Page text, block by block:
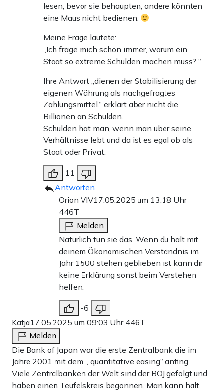
Mietendeckels. Es wird alles dafür getan, eine
wirtschaftspolitische Wende zu Wachstum und Wohlstand
zu verhindern. Deutschland bewegt sich mit Ansage in
Richtung japanischer Verhältnisse.
Teilen:
Zu den Kommentaren (32)
Einmalig Monatlich
Apollo News unterstützen
Zahlungsoptionen:
15 € 25 €
Weiter zum Zahlen
Bank-Überweisung
lesen, bevor sie behaupten, andere könnten
eine Maus nicht bedienen.
Meine Frage lautete:
„Ich frage mich schon immer, warum ein
Staat so extreme Schulden machen muss? “
Ihre Antwort „dienen der Stabilisierung der
eigenen Währung als nachgefragtes
Zahlungsmittel.“ erklärt aber nicht die
Billionen an Schulden.
Schulden hat man, wenn man über seine
Verhältnisse lebt und da ist es egal ob als
Staat oder Privat.
11
Antworten
Orion VIV17.05.2025 um 13:18 Uhr
446T
Melden
Natürlich tun sie das. Wenn du halt mit
deinem Ökonomischen Verständnis im
Jahr 1500 stehen geblieben ist kann dir
keine Erklärung sonst beim Verstehen
helfen.
-6
Katja17.05.2025 um 09:03 Uhr 446T
Melden
Die Bank of Japan war die erste Zentralbank die im
Jahre 2001 mit dem „ quantitative easing“ anfing.
Viele Zentralbanken der Welt sind der BOJ gefolgt und
haben einen Teufelskreis begonnen. Man kann halt